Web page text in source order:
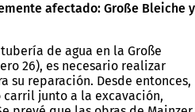
afectado: Große Bleiche y
de agua en la Große
26), es necesario realizar
su reparación. Desde entonces,
junto a la excavación,